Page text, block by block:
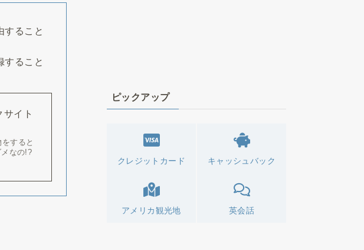
すること
すること
サイト
すると
なの!?
ピックアップ
クレジットカード キャッシュバック
アメリカ観光地 英会話